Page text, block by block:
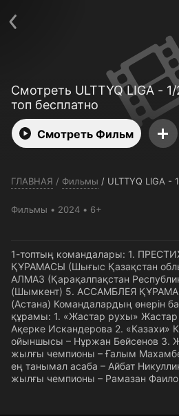
Смотреть ULTTYQ LIGA -
топ бесплатно
Смотреть Фильм
ГЛАВНАЯ / Фильмы / ULTTYQ LIGA -
Фильмы 2024 6+
1-топтың командалары: 1.
ҚҰРАМАСЫ (Шығыс Қазақстан
АЛМАЗ (Қарақалпақстан
(Шымкент) 5. АССАМБЛЕЯ
(Астана) Командалардың өнерін
құрамы: 1. «Жастар рухы»
Ақерке Искандерова 2. «Казахи»
ойыншысы – Нұржан Бейсенов 3.
жылғы чемпионы – Ғалым
ең танымал асаба – Айбат
жылғы чемпионы – Рамазан
Политика конфиденциальности